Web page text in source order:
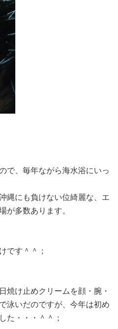
で、毎年ながら海水浴にいっ
縄にも負けない位綺麗な、エ
が多数あります。
です＾＾；
焼け止めクリームを顔・腕・
泳いだのですが、今年は初め
た・・・＾＾；